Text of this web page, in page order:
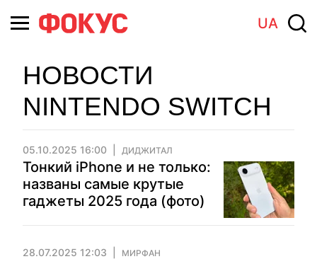
UA
НОВОСТИ
NINTENDO SWITCH
05.10.2025 16:00 ДИДЖИТАЛ
Тонкий iPhone и не только:
названы самые крутые
гаджеты 2025 года (фото)
28.07.2025 12:03 МИРФАН